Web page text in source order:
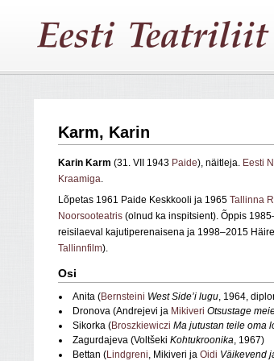
Karm, Karin
Karin Karm (31. VII 1943 Paide), näitleja. Eesti
Kraamiga.
Lõpetas 1961 Paide Keskkooli ja 1965 Tallinna
Noorsooteatris (olnud ka inspitsient). Õppis
reisilaeval kajutiperenaisena ja 1998–2015
Tallinnfilm).
Osi
Anita (Bernsteini West Side’i lugu, 1964,
Dronova (Andrejevi ja Mikiveri Otsustage
Sikorka (Broszkiewiczi Ma jutustan teile oma
Zagurdajeva (Voltšeki Kohtukroonika, 1967)
Bettan (Lindgreni, Mikiveri ja Oidi Väikevend